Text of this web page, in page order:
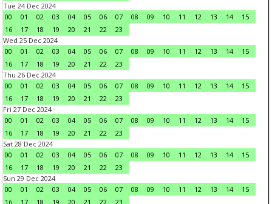
Tue 24 Dec 2024
00
01 02 03 04 05 06 07 08 09 10 11 12 13 14
15
16
17 18 19 20 21 22
23
Wed 25 Dec 2024
00
01 02 03 04 05 06 07 08 09 10 11 12 13 14
15
16
17 18 19 20 21 22
23
Thu 26 Dec 2024
00
01 02 03 04 05 06 07 08 09 10 11 12 13 14
15
16
17 18 19 20 21 22
23
Fri 27 Dec 2024
00
01 02 03 04 05 06 07 08 09 10 11 12 13 14
15
16
17 18 19 20 21 22
23
Sat 28 Dec 2024
00
01 02 03 04 05 06 07 08 09 10 11 12 13 14
15
16
17 18 19 20 21 22
23
Sun 29 Dec 2024
00
01 02 03 04 05 06 07 08 09 10 11 12 13 14
15
16
17 18 19 20 21 22
23